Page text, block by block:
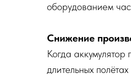
оборудованием
Снижение
Когда
длительных